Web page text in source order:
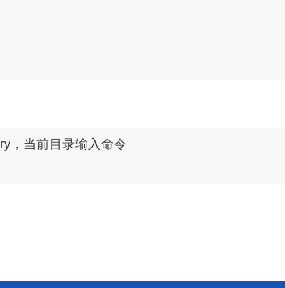
，当前目录输入命令